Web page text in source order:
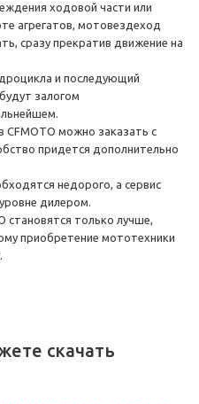
ходовой части или
агрегатов, мотовездеход
сразу прекратив движение на
и последующий
залогом
CFMOTO можно заказать с
придется дополнительно
недорого, а сервис
дилером.
становятся только лучше,
приобретение мототехники
скачать